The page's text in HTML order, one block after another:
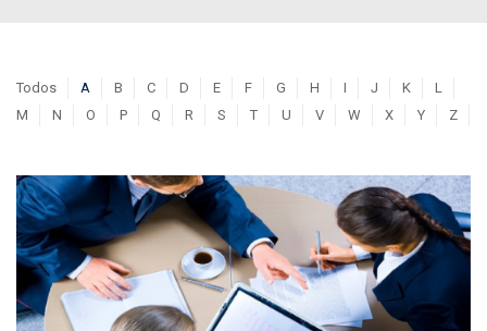
Todos A B C D E F G H I J K
L
M
N O P Q R S T U V W X Y Z